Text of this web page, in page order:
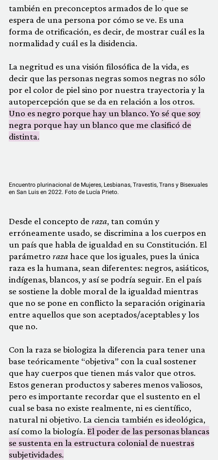
también en preconceptos armados de lo que se
espera de una persona por cómo se ve. Es una
forma de otrificación, es decir, de mostrar cuál es la
normalidad y cuál es la disidencia.
La negritud es una visión filosófica de la vida, es
decir que las personas negras somos negras no sólo
por el color de piel sino por nuestra trayectoria y la
autopercepción que se da en relación a los otros.
Uno es negro porque hay un blanco. Yo sé que soy
negra porque hay un blanco que me clasificó de
distinta.
Encuentro plurinacional de Mujeres, Lesbianas, Travestis, Trans y Bisexuales
en San Luis en 2022. Foto de Lucía Prieto.
Desde el concepto de raza, tan común y
erróneamente usado, se discrimina a los cuerpos en
un país que habla de igualdad en su Constitución. El
parámetro razahace que los iguales, pues la única
raza es la humana, sean diferentes: negros, asiáticos,
indígenas, blancos, y así se podría seguir. En el país
se sostiene la doble moral de la igualdad mientras
que no se pone en conflicto la separación originaria
entre aquellos que son aceptados/aceptables y los
que no.
Con la raza se biologiza la diferencia para tener una
base teóricamente “objetiva” con la cual sostener
que hay cuerpos que tienen más valor que otros.
Estos generan productos y saberes menos valiosos,
pero es importante recordar que el sustento en el
cual se basa no existe realmente, ni es científico,
natural ni objetivo. La ciencia también es ideológica,
así como la biología. El poder de las personas blancas
se sustenta en la estructura colonial de nuestras
subjetividades.